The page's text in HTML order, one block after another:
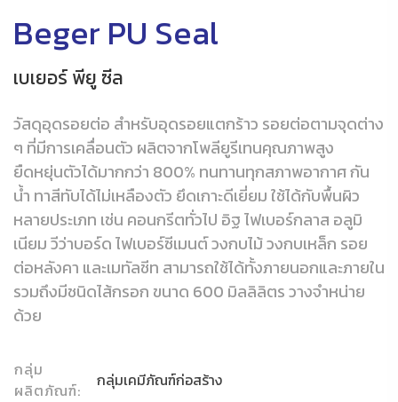
Beger PU Seal
เบเยอร์ พียู ซีล
วัสดุอุดรอยต่อ สำหรับอุดรอยแตกร้าว รอยต่อตามจุดต่าง
ๆ ที่มีการเคลื่อนตัว ผลิตจากโพลียูรีเทนคุณภาพสูง
ยืดหยุ่นตัวได้มากกว่า 800% ทนทานทุกสภาพอากาศ กัน
น้ำ ทาสีทับได้ไม่เหลืองตัว ยึดเกาะดีเยี่ยม ใช้ได้กับพื้นผิว
หลายประเภท เช่น คอนกรีตทั่วไป อิฐ ไฟเบอร์กลาส อลูมิ
เนียม วีว่าบอร์ด ไฟเบอร์ซีเมนต์ วงกบไม้ วงกบเหล็ก รอย
ต่อหลังคา และเมทัลชีท สามารถใช้ได้ทั้งภายนอกและภายใน
รวมถึงมีชนิดไส้กรอก ขนาด 600 มิลลิลิตร วางจำหน่าย
ด้วย
กลุ่ม
ผลิตภัณฑ์:
กลุ่มเคมีภัณฑ์ก่อสร้าง